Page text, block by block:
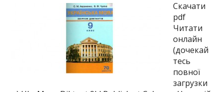
Скачати
pdf
Читати
онлайн
(дочекай
тесь
повної
загрузки